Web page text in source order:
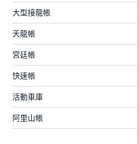
大型接龍帳
天龍帳
宮廷帳
快速帳
活動車庫
阿里山帳